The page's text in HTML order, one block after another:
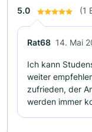
5.0 (1
Rat68 14. Mai
Ich kann
weiter
zufrieden, der
werden immer